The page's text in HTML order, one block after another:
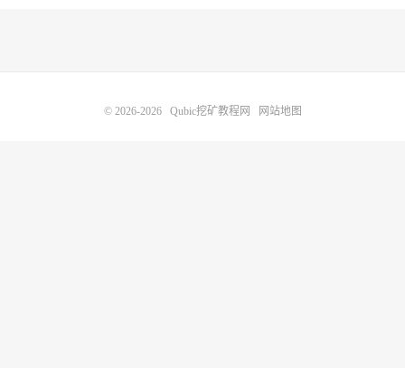
© 2026-2026 Qubic挖矿教程网 网站地图